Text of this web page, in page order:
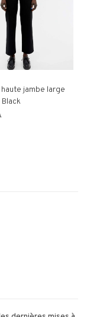
jambe large
Black